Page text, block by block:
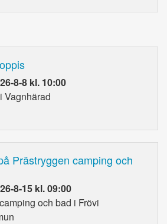
8-8 kl. 10:00
Vagnhärad
Prästryggen camping och
8-15 kl. 09:00
och bad i Frövi